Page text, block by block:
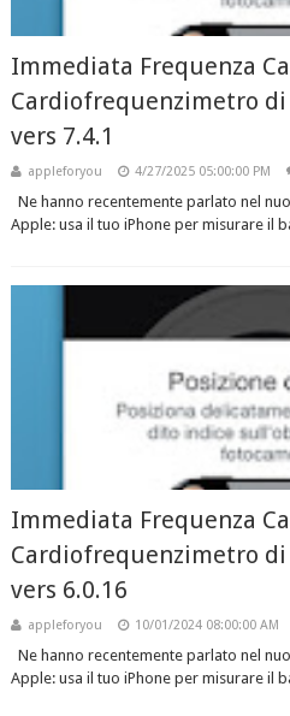
Immediata Frequenza
Cardiofrequenzimetro
vers 7.4.1
appleforyou 4/27/2025 05:00:00 PM
Ne hanno recentemente parlato nel
Apple: usa il tuo iPhone per misurare il
Immediata Frequenza
Cardiofrequenzimetro
vers 6.0.16
appleforyou 10/01/2024 08:00:00 AM
Ne hanno recentemente parlato nel
Apple: usa il tuo iPhone per misurare il